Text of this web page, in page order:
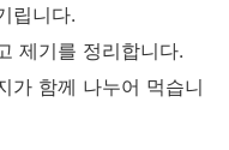
립니다.
제기를 정리합니다.
가 함께 나누어 먹습니